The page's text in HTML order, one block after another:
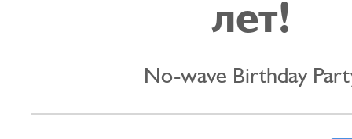
лет!
No-wave Birthday